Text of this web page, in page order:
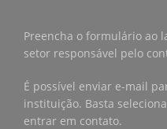
Preencha o formulário ao
setor responsável pelo
É possível enviar e-mail
instituição. Basta
entrar em contato.